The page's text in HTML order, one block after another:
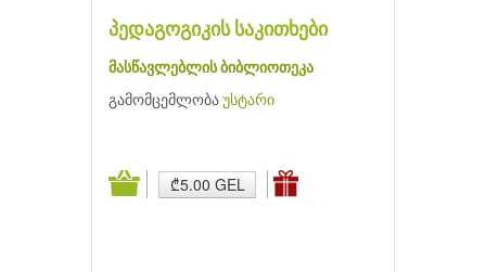
პედაგოგიკის საკითხები
მასწავლებლის ბიბლიოთეკა
გამომცემლობა უსტარი
₾5.00 GEL